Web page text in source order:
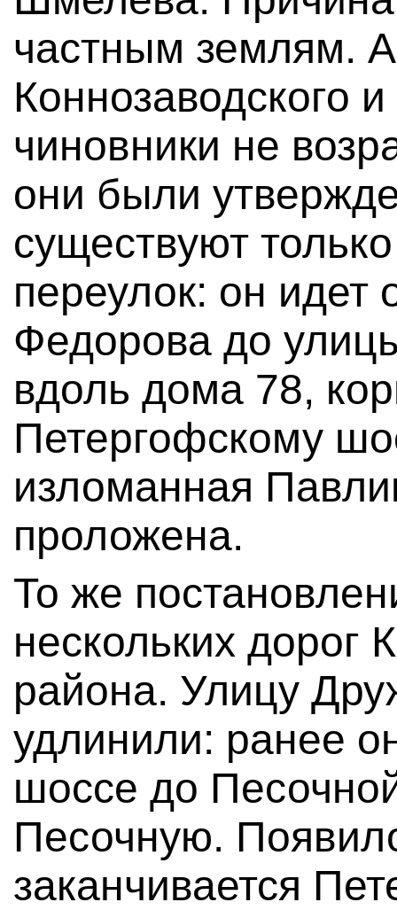
частным землям.
Коннозаводского
чиновники не
они были
существуют
переулок: он
Федорова до
вдоль дома 78,
Петергофскому
изломанная
проложена.
То же
нескольких дорог
района. Улицу
удлинили: ранее
шоссе до
Песочную.
заканчивается